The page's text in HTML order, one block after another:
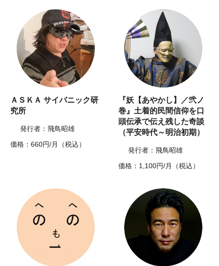
ＡＳＫＡ サイバニック研
究所
発行者：飛鳥昭雄
価格：660円/月（税込）
『妖【あやかし】／弐ノ
巻』土着的民間信仰を口
頭伝承で伝え残した奇談
（平安時代～明治初期）
発行者：飛鳥昭雄
価格：1,100円/月（税込）